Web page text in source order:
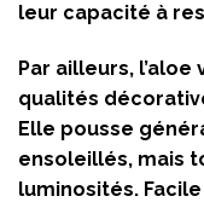
leur capacité à
Par ailleurs,
qualités
Elle pousse
ensoleillés, mais
luminosités.